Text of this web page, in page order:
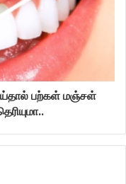
பற்கள் மஞ்சள்